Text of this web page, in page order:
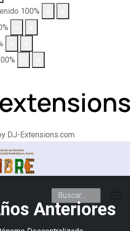
100%
%
%
DJ-Extensions.com
Buscar
Anteriores